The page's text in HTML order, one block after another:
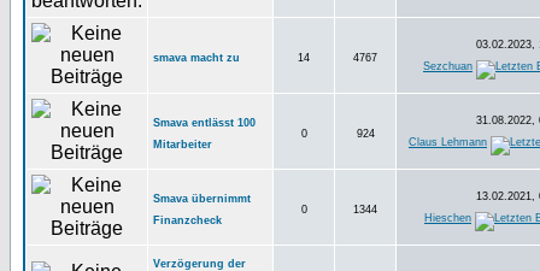
smava macht zu 14 4767
03.02.2023,
Sezchuan
Smava entlässt 100
Mitarbeiter
0 924
31.08.2022,
Claus Lehmann
Smava übernimmt
Finanzcheck
0 1344
13.02.2021,
Hieschen
Verzögerung der